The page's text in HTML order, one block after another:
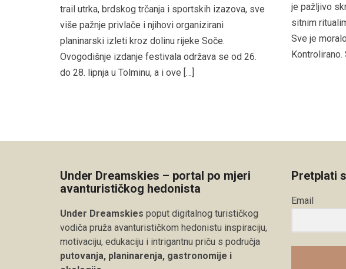
trail utrka, brdskog trčanja i sportskih izazova, sve
više pažnje privlače i njihovi organizirani
planinarski izleti kroz dolinu rijeke Soče.
Ovogodišnje izdanje festivala održava se od 26.
do 28. lipnja u Tolminu, a i ove […]
je pažljivo
sitnim
Sve je
Kontrolirano.
Under Dreamskies – portal po mjeri
avanturističkog hedonista
Under Dreamskies poput digitalnog turističkog
vodiča pruža avanturističkom hedonistu inspiraciju,
motivaciju, edukaciju i intrigantnu priču s područja
putovanja, planinarenja, gastronomije i
Pretplati
Email